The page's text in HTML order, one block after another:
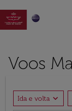

Voos
Ida e volta expand_more